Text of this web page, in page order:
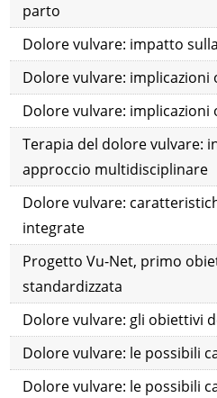
parto
Dolore vulvare: impatto
Dolore vulvare: implicazioni
Dolore vulvare: implicazioni
Terapia del dolore vulvare:
approccio multidisciplinare
Dolore vulvare:
integrate
Progetto Vu-Net, primo
standardizzata
Dolore vulvare: gli obiettivi
Dolore vulvare: le possibili
Dolore vulvare: le possibili